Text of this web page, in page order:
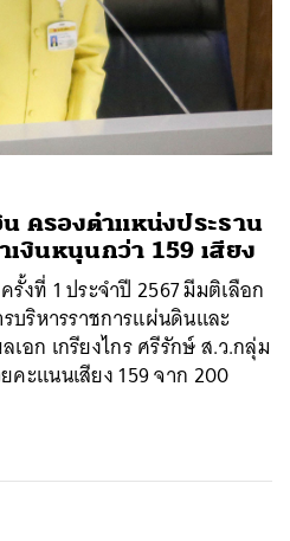
น ครองตำแหน่งประธาน
งินหนุนกว่า 159 เสียง
งที่ 1 ประจำปี 2567 มีมติเลือก
บริหารราชการแผ่นดินและ
อก เกรียงไกร ศรีรักษ์ ส.ว.กลุ่ม
ะแนนเสียง 159 จาก 200